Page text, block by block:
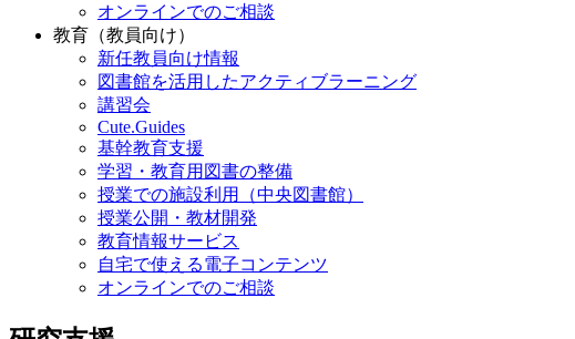
オンラインでのご相談
教育（教員向け）
新任教員向け情報
図書館を活用したアクティブラーニング
講習会
Cute.Guides
基幹教育支援
学習・教育用図書の整備
授業での施設利用（中央図書館）
授業公開・教材開発
教育情報サービス
自宅で使える電子コンテンツ
オンラインでのご相談